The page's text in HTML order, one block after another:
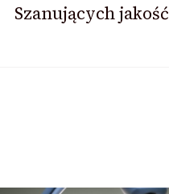
Szanujących jakość